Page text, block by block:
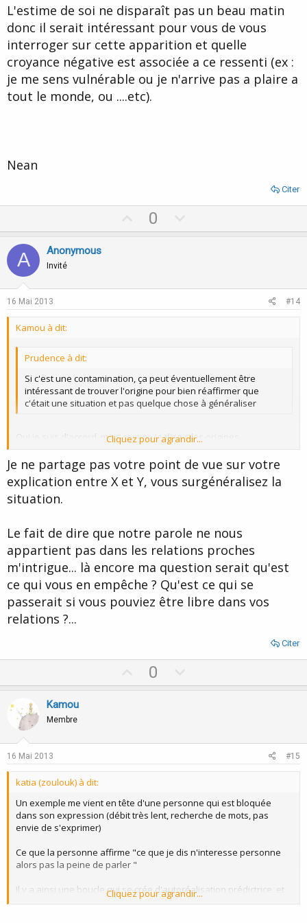
L'estime de soi ne disparaît pas un beau matin
donc il serait intéressant pour vous de vous
interroger sur cette apparition et quelle
croyance négative est associée a ce ressenti (ex :
je me sens vulnérable ou je n'arrive pas a plaire a
tout le monde, ou ....etc).
Nean
Citer
p
t
0
o
v
A Anonymous
Invité
16 Mai 2013 #14
Kamou à dit:
Prudence à dit:
Si c'est une contamination, ça peut éventuellement être
intéressant de trouver l'origine pour bien réaffirmer que
c'était une situation et pas quelque chose à généraliser
Cliquez pour agrandir...
Oui je suis d'accord, mais comme je disais les origines
Le problème c'est que ça affecte l'estime de soi, et que cette
estime de soi engage ensuite l'ensemble des relations qu'on peut
entretenir, si rien ne vient contrecarrer cela.
parole ne nous appartient pas vraiment. par exemple si X ment à
Y, et que Y l'apprend et lui tient rigueur, alors la parole de X est
dévaluée et à l'avenir, lorsqu'il parlera à Y cela reviendra à parler
à un mur, puisque sa parole n'a plus de valeur. Et il n'y peut rien
faire que subir, car les relations nous engagent par dela soi-
même, même si dans une certaine mesure il nous appartient de
les plier selon nos intentions, mais jamais entièrement par soi-
même.
réponses plus détaillées.
En tous cas merci à tous,
Qui prétend qu'aucune discussion n'est possible sur ce forum ne
peut s'en prendre qu'a soi-même ; ce fil est exemplaire et
démontre que l'inverse est parfaitement possible ! (clin d'oeil à
Cliquez pour agrandir...
Je ne partage pas votre point de vue sur votre
explication entre X et Y, vous surgénéralisez la
situation.
Le fait de dire que notre parole ne nous
appartient pas dans les relations proches
m'intrigue... là encore ma question serait qu'est
ce qui vous en empêche ? Qu'est ce qui se
passerait si vous pouviez être libre dans vos
relations ?...
Citer
p
0
o
Kamou
Membre
16 Mai 2013 #15
katia (zoulouk) à dit:
Un exemple me vient en tête d'une personne qui est bloquée
dans son expression (débit très lent, recherche de mots, pas
envie de s'exprimer)
Ce que la personne affirme "ce que je dis n'interesse personne
alors pas la peine de parler "
Il y a ainsi une boucle qui se crée d'autoréalisation prédictrice, et
ceci étant dû à son entourage immédiat qui n'écoute pas ce que
Cliquez pour agrandir...